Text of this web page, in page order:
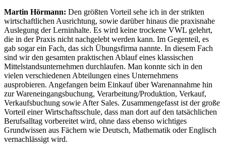
Martin Hörmann: Den größten Vorteil sehe ich in der strikten
wirtschaftlichen Ausrichtung, sowie darüber hinaus die praxisnahe
Auslegung der Lerninhalte. Es wird keine trockene VWL gelehrt,
die in der Praxis nicht nachgelebt werden kann. Im Gegenteil, es
gab sogar ein Fach, das sich Übungsfirma nannte. In diesem Fach
sind wir den gesamten praktischen Ablauf eines klassischen
Mittelstandsunternehmen durchlaufen. Man konnte sich in den
vielen verschiedenen Abteilungen eines Unternehmens
ausprobieren. Angefangen beim Einkauf über Warenannahme hin
zur Wareneingangsbuchung, Verarbeitung/Produktion, Verkauf,
Verkaufsbuchung sowie After Sales. Zusammengefasst ist der große
Vorteil einer Wirtschaftsschule, dass man dort auf den tatsächlichen
Berufsalltag vorbereitet wird, ohne dass ebenso wichtiges
Grundwissen aus Fächern wie Deutsch, Mathematik oder Englisch
vernachlässigt wird.